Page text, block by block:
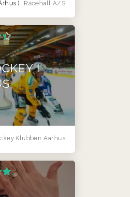
Racehall A/S
J )
I
Klubben Aarhus